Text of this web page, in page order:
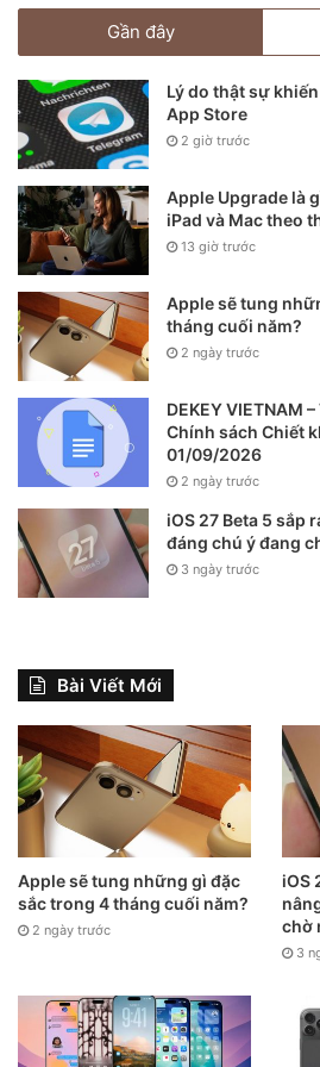
người dùng iPhone như thế nào.
Gần đây
Lý do thật sự
App Store
2 giờ trước
Apple Upgrade là
iPad và Mac theo
13 giờ trước
Apple sẽ tung
tháng cuối năm?
2 ngày trước
DEKEY VIETNAM
Chính sách Chiết
01/09/2026
2 ngày trước
iOS 27 Beta 5 sắp
đáng chú ý đang
3 ngày trước
Bài Viết Mới
Apple sẽ tung những gì đặc
sắc trong 4 tháng cuối năm?
2 ngày trước
iOS
chờ
3